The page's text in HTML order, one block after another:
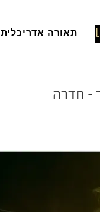
תאורה אדריכלית
- חדרה